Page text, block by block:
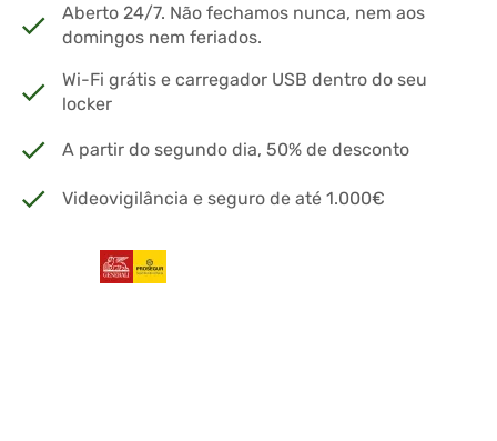
Aberto 24/7. Não fechamos nunca, nem aos
domingos nem feriados.
Wi-Fi grátis e carregador USB dentro do seu
locker
A partir do segundo dia, 50% de desconto
Videovigilância e seguro de até 1.000€